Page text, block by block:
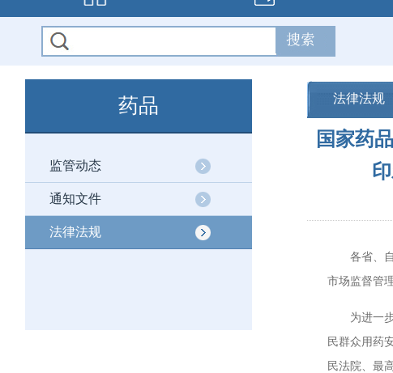
药品
监管动态
通知文件
法律法规
法律法规
国家药
各省、自
市场监督管
为进一步
民群众用药
民法院、最